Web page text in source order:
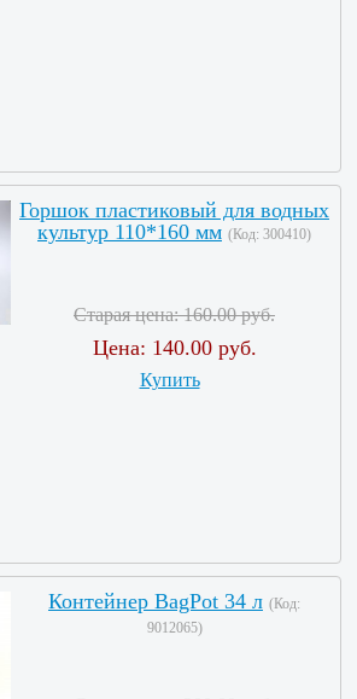
Горшок пластиковый для водных
культур 110*160 мм (Код: 300410)
Старая цена:160.00 руб.
Цена: 140.00 руб.
Купить
Контейнер BagPot 34 л (Код:
9012065)